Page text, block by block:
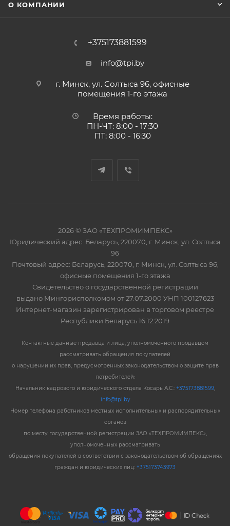
О КОМПАНИИ
+375173881599
info@tpi.by
г. Минск, ул. Солтыса 96, офисные
помещения 1-го этажа
Время работы:
ПН-ЧТ: 8:00 - 17:30
ПТ: 8:00 - 16:30
2026 © ЗАО «ТЕХПРОМИМПЕКС»
Юридический адрес: Беларусь, 220070, г. Минск, ул. Солтыса
96
Почтовый адрес: Беларусь, 220070, г. Минск, ул. Солтыса 96,
офисные помещения 1-го этажа
Свидетельство о государственной регистрации
выдано Мингорисполкомом от 27.07.2000 УНП 100127623
Интернет-магазин зарегистрирован в торговом реестре
Республики Беларусь 16.12.2019
Контактные данные продавца и лица, уполномоченного продавцом
рассматривать обращения покупателей
о нарушении их прав, предусмотренных законодательством о защите прав
потребителей:
Начальник кадрового и юридического отдела Косарь А.С.: +375173881599,
info@tpi.by
Номер телефона работников местных исполнительных и распорядительных
органов
по месту государственной регистрации ЗАО «ТЕХПРОМИМПЕКС»,
уполномоченных рассматривать
обращения покупателей в соответствии с законодательством об обращениях
граждан и юридических лиц: +375173743973